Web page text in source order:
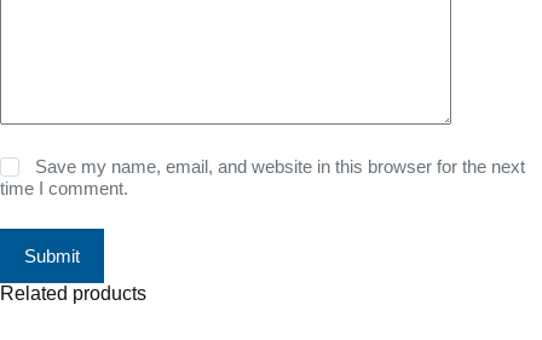
Save my name, email, and website in this browser for the next
time I comment.
Submit
Related products